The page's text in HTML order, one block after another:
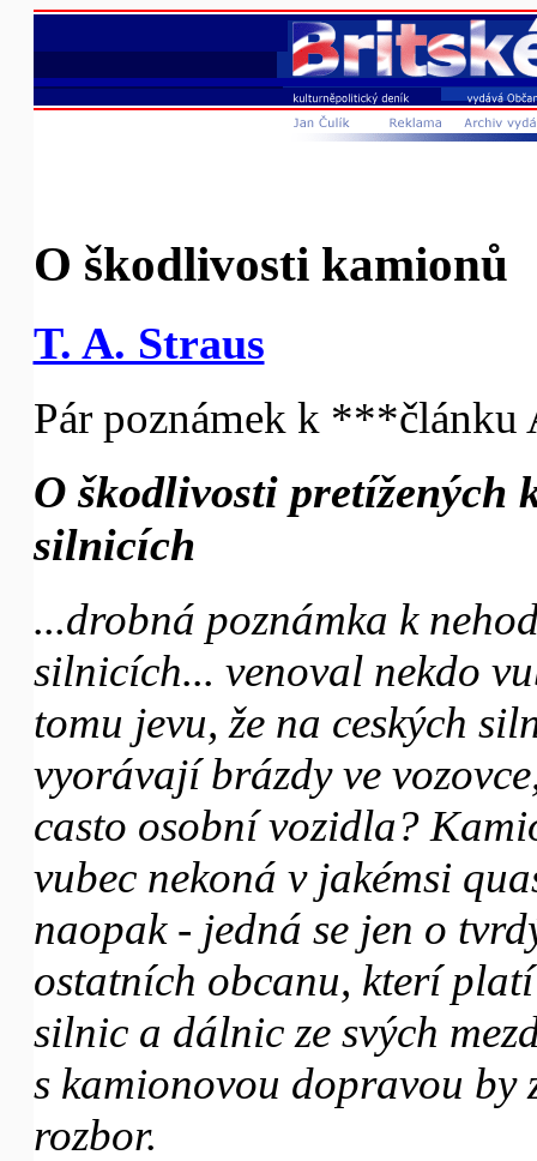
O škodlivosti kamionů
T. A. Straus
Pár poznámek k ***článku
O škodlivosti pretížených
silnicích
...drobná poznámka k
silnicích... venoval nekdo
tomu jevu, že na ceských
vyorávají brázdy ve
casto osobní vozidla?
vubec nekoná v jakémsi
naopak - jedná se jen o
ostatních obcanu, kterí
silnic a dálnic ze svých
s kamionovou dopravou by
rozbor.